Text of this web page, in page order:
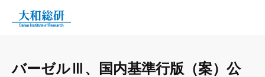
バーゼルⅢ、国内基準行版（案）公